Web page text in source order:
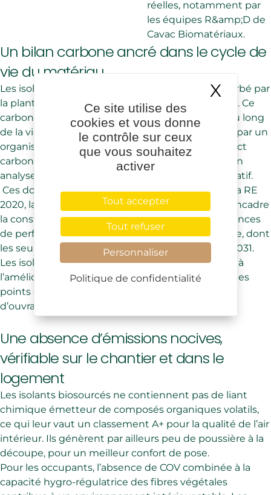
réelles, notamment par
les équipes R&amp;D de
Cavac Biomatériaux.
Un bilan carbone ancré dans le cycle de
vie du matériau
Les isolants biosourcés stockent le carbone absorbé par
la plante par photosynthèse durant sa croissance. Ce
carbone reste séquestré dans le matériau tout au long
de la vie du produit. Les FDES de Biofib, vérifiées par un
organisme indépendant, documentent cet impact
carbone sur l’ensemble du cycle de vie ; calculé en
analyse du cycle de vie dynamique, il ressort négatif.
Ces données sont pertinentes dans le cadre de la RE
2020, la réglementation environnementale qui encadre
la construction neuve en France et fixe des exigences
de performance énergétique et d’impact carbone, dont
les seuils s’abaissent progressivement jusqu’en 2031.
Les isolants biosourcés contribuent directement à
l’amélioration de l’indicateur Ic construction, un des
points de vigilance croissants pour les maîtres
d’ouvrage et les bureaux d’études.
Une absence d’émissions nocives,
vérifiable sur le chantier et dans le
logement
Les isolants biosourcés ne contiennent pas de liant
chimique émetteur de composés organiques volatils,
ce qui leur vaut un classement A+ pour la qualité de l’air
intérieur. Ils génèrent par ailleurs peu de poussière à la
découpe, pour un meilleur confort de pose.
Pour les occupants, l’absence de COV combinée à la
capacité hygro-régulatrice des fibres végétales
Ce site utilise des
cookies et vous donne
le contrôle sur ceux
que vous souhaitez
activer
Tout accepter
Tout refuser
Personnaliser
Politique de confidentialité
X